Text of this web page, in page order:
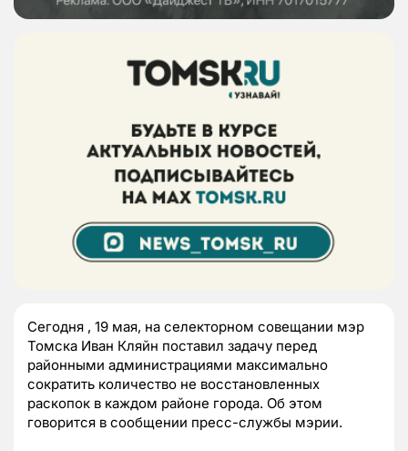
Сегодня , 19 мая, на селекторном совещании мэр
Томска Иван Кляйн поставил задачу перед
районными администрациями максимально
сократить количество не восстановленных
раскопок в каждом районе города. Об этом
говорится в сообщении пресс-службы мэрии.